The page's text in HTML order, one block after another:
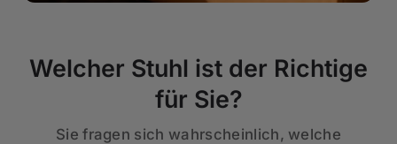
Welcher Stuhl ist der Richtige
für Sie?
Sie fragen sich wahrscheinlich, welche